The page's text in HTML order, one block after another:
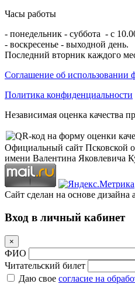
Часы работы
- понедельник - суббота - с
- воскресенье - выходной день.
Последний вторник каждого
Соглашение об использовании
Политика конфиденциальности
Независимая оценка качества
Официальный сайт Псковской
имени Валентина Яковлевича
Сайт сделан на основе дизайна
Вход в личный кабинет
×
ФИО
Читательский билет
Даю свое согласие на